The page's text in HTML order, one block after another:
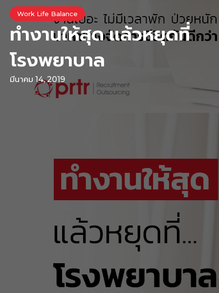
Work Life Balance
ทำงานให้สุด แล้วหยุดที่
โรงพยาบาล
มีนาคม 14, 2019